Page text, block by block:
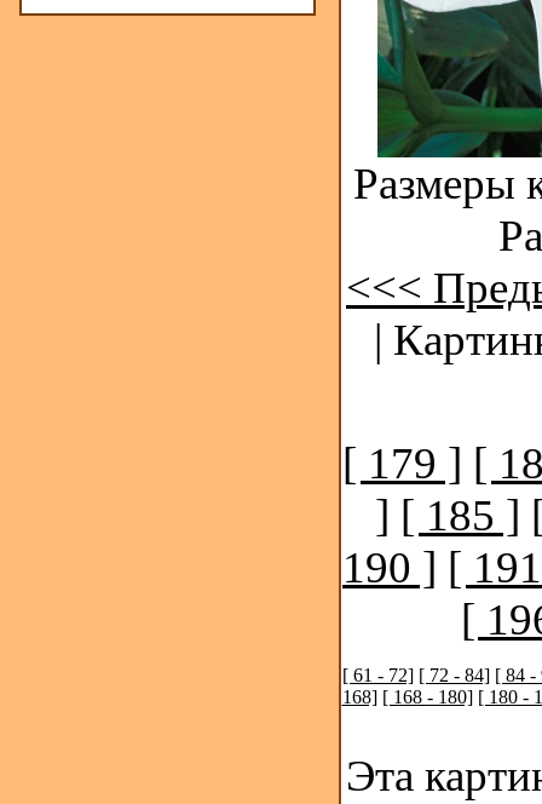
Размеры
<<<
|
[ 179 ] [
] [ 185 ]
190 ] [
[
[ 61 - 72] [ 72 - 84] [ 84 -
168] [ 168 - 180] [ 180 -
Эта